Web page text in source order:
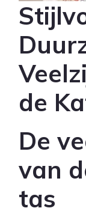
de
De
van
tas